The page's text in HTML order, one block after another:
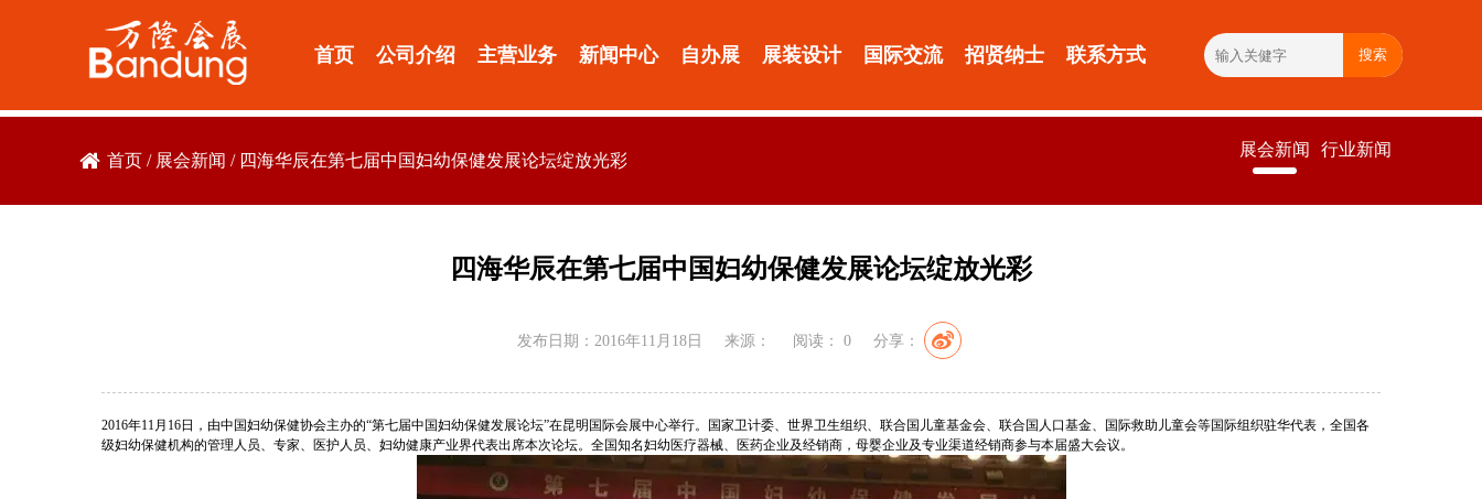
首页 公司介绍 主营业务 新闻中心 自办展 展装设计 国际交流 招贤纳士 联系方式 搜索
首页 / 展会新闻 / 四海华辰在第七届中国妇幼保健发展论坛绽放光彩
展会新闻 行业新闻
四海华辰在第七届中国妇幼保健发展论坛绽放光彩
发布日期：2016年11月18日 来源： 阅读： 0 分享：
2016年11月16日，由中国妇幼保健协会主办的“第七届中国妇幼保健发展论坛”在昆明国际会展中心举行。国家卫计委、世界卫生组织、联合国儿童基金会、联合国人口基金、国际救助儿童会等国际组织驻华代表，全国各
级妇幼保健机构的管理人员、专家、医护人员、妇幼健康产业界代表出席本次论坛。全国知名妇幼医疗器械、医药企业及经销商，母婴企业及专业渠道经销商参与本届盛大会议。